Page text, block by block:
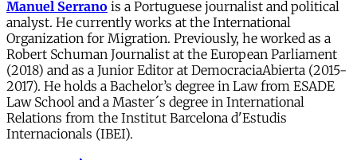
Manuel Serrano is a Portuguese journalist and political
analyst. He currently works at the International
Organization for Migration. Previously, he worked as a
Robert Schuman Journalist at the European Parliament
(2018) and as a Junior Editor at DemocraciaAbierta (2015-
2017). He holds a Bachelor’s degree in Law from ESADE
Law School and a Master´s degree in International
Relations from the Institut Barcelona d'Estudis
Internacionals (IBEI).